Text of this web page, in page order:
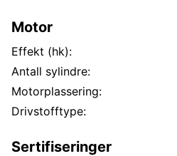
Motor
Effekt (hk):
Antall sylindre:
Motorplassering:
Drivstofftype:
Sertifiseringer